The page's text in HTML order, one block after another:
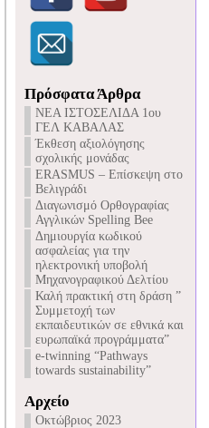
Πρόσφατα Άρθρα
NEA ΙΣΤΟΣΕΛΙΔΑ 1ου
ΓΕΛ ΚΑΒΑΛΑΣ
Έκθεση αξιολόγησης
σχολικής μονάδας
ERASMUS – Επίσκεψη στο
Βελιγράδι
Διαγωνισμό Ορθογραφίας
Αγγλικών Spelling Bee
Δημιουργία κωδικού
ασφαλείας για την
ηλεκτρονική υποβολή
Μηχανογραφικού Δελτίου
Καλή πρακτική στη δράση ”
Συμμετοχή των
εκπαιδευτικών σε εθνικά και
ευρωπαϊκά προγράμματα”
e-twinning “Pathways
towards sustainability”
Αρχείο
Οκτώβριος 2023